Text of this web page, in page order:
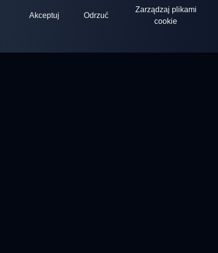
Akceptuj Odrzuć
Zarządzaj plikami
cookie